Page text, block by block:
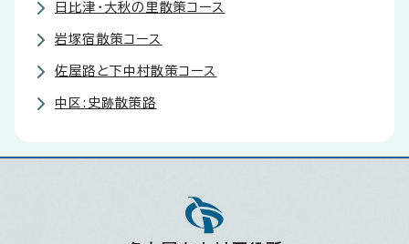
日比津・大秋の里散策コース
岩塚宿散策コース
佐屋路と下中村散策コース
中区:史跡散策路